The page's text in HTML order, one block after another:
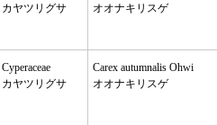
カヤツリグサ
オオナキリスゲ
Cyperaceae
カヤツリグサ
Carex autumnalis Ohwi
オオナキリスゲ